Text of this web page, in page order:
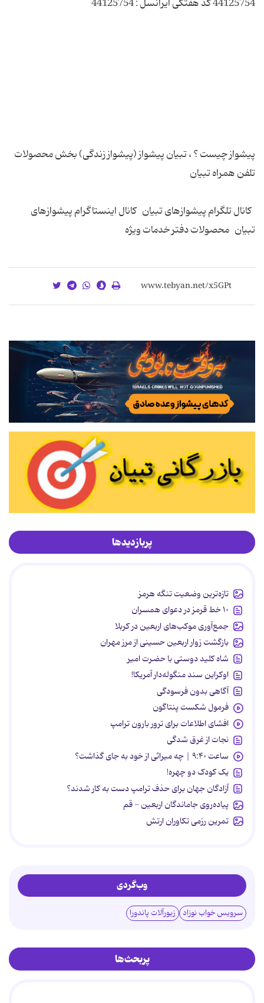
پیشواز چیست ؟ ، تبیان پیشواز (پیشواز زندگی) بخش محصولات
کانال تلگرام پیشوازهای تبیان کانال اینستاگرام پیشوازهای
تبیان محصولات دفتر خدمات ویژه
پربازدیدها
تازه‌ترین وضعیت تنگه هرمز
۱۰ خط قرمز در دعوای همسران
جمع‌آوری موکب‌های اربعین در کربلا
بازگشت زوار اربعین حسینی از مرز مهران
شاه کلید دوستی با حضرت امیر
اوکراین سند منگوله‌دار آمریکا!
آگاهی بدون فرسودگی
فرمول شکست پنتاگون
افشای اطلاعات برای ترور بارون ترامپ
نجات از غرق شدگی
ساعت ۹:۴۰ | چه میراثی از خود به جای گذاشت؟
یک کودک دو چهره!
آزادگان جهان برای حذف ترامپ دست به کار شدند؟
پیاده‌روی جاماندگان اربعین - قم
تمرین رزمی تکاوران ارتش
وب‌گردی
سرویس خواب نوزاد زیورآلات پاندورا
پربحث‌ها